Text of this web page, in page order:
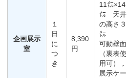
企画展示
室
１
日
に
つ
き
8,390
円
11㍍×14
㍍ 天井
の高さ３
㍍
可動壁面
（裏表使
用可），
展示ケー